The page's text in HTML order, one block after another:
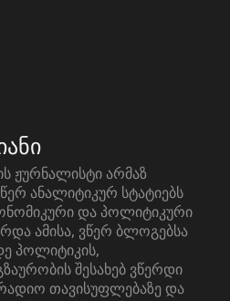
ჟურნალისტი არმაზ
ანალიტიკურ სტატიებს
და პოლიტიკური
ამისა, ვწერ ბლოგებსა
პოლიტიკის,
შესახებ ვწერდი
თავისუფლებაზე და